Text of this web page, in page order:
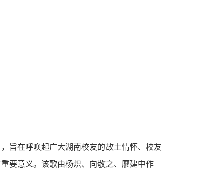
旨在呼唤起广大湖南校友的故土情怀、校友
要意义。该歌由杨炽、向敬之、廖建中作